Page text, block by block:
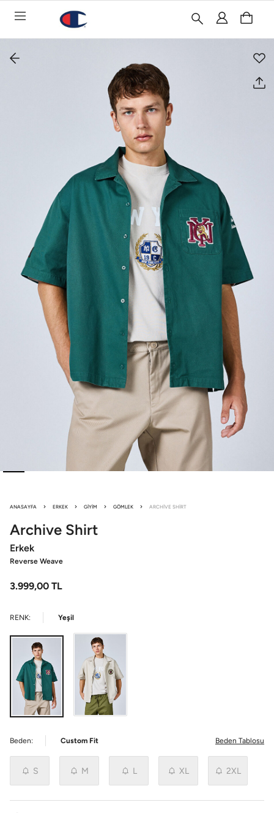
ANASAYFA ERKEK GIYIM GÖMLEK ARCHIVE SHIRT
Archive Shirt
Erkek
Reverse Weave
3.999,00 TL
RENK: Yeşil
Beden: Custom Fit Beden Tablosu
S M L XL 2XL